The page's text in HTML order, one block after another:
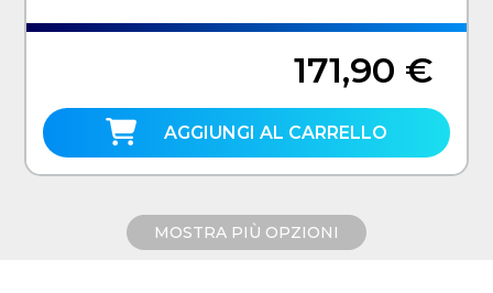
171,90 €
AGGIUNGI AL CARRELLO
MOSTRA PIÙ OPZIONI